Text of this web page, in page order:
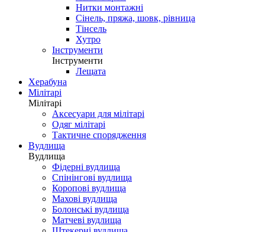
Нитки монтажні
Сінель, пряжа, шовк, рівница
Тінсель
Хутро
Інструменти
Інструменти
Лещата
Херабуна
Мілітарі
Мілітарі
Аксесуари для мілітарі
Одяг мілітарі
Тактичне спорядження
Вудлища
Вудлища
Фідерні вудлища
Спінінгові вудлища
Коропові вудлища
Махові вудлища
Болонські вудлища
Матчеві вудлища